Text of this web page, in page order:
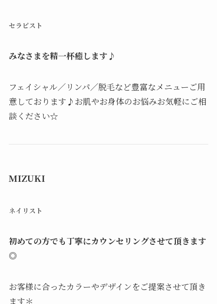
セラピスト
みなさまを精一杯癒します♪
フェイシャル／リンパ／脱毛など豊富なメニューご用
意しております♪お肌やお身体のお悩みお気軽にご相
談ください☆
MIZUKI
ネイリスト
初めての方でも丁寧にカウンセリングさせて頂きます
◎
お客様に合ったカラーやデザインをご提案させて頂き
ます＊